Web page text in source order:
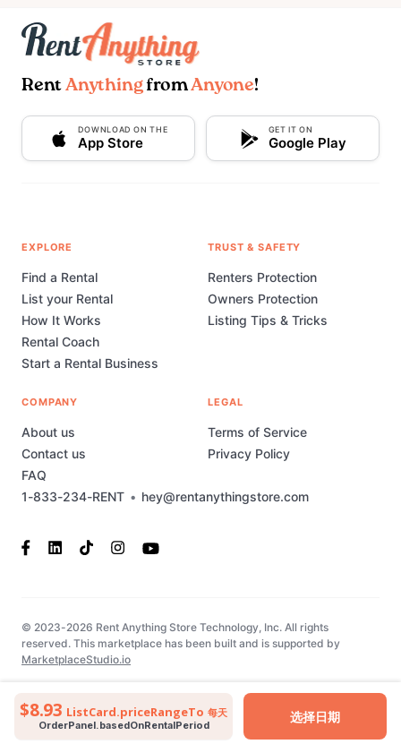
$8.93 ListCard.priceRangeTo 每天
OrderPanel.basedOnRentalPeriod
选择日期
Rent AnythingfromAnyone!
DOWNLOAD ON THE
App Store
GET IT ON
Google Play
1-833-234-RENT • hey@rentanythingstore.com
EXPLORE
Find a Rental
List your Rental
How It Works
Rental Coach
Start a Rental Business
TRUST & SAFETY
Renters Protection
Owners Protection
Listing Tips & Tricks
COMPANY
About us
Contact us
FAQ
LEGAL
Terms of Service
Privacy Policy
© 2023-2026 Rent Anything Store Technology, Inc. All rights
reserved. This marketplace has been built and is supported by
MarketplaceStudio.io